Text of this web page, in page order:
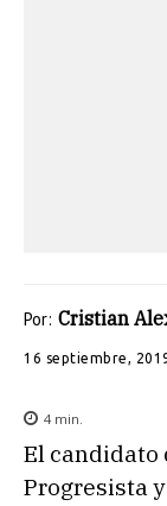
Por: Cristian
16 septiembre,
4 min.
El candidato
Progresista